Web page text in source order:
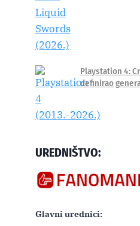
Playstation 4:
definirao
UREDNIŠTVO:
Glavni urednici: